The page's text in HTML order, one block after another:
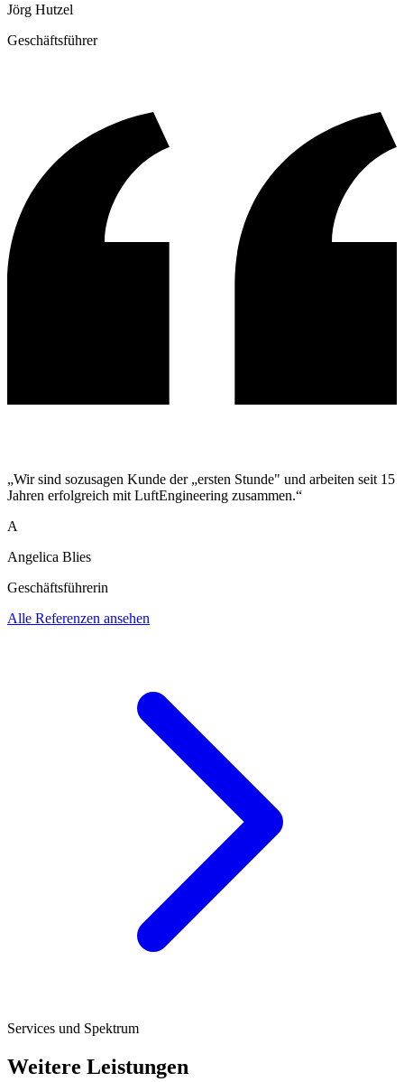
Jörg Hutzel
Geschäftsführer
„Wir sind sozusagen Kunde der „ersten Stunde" und arbeiten seit 15
Jahren erfolgreich mit LuftEngineering zusammen.“
A
Angelica Blies
Geschäftsführerin
Alle Referenzen ansehen
Services und Spektrum
Weitere Leistungen